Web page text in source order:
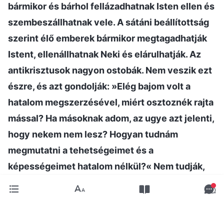
bármikor és bárhol fellázadhatnak Isten ellen és
szembeszállhatnak vele. A sátáni beállítottság
szerint élő emberek bármikor megtagadhatják
Istent, ellenállhatnak Neki és elárulhatják. Az
antikrisztusok nagyon ostobák. Nem veszik ezt
észre, és azt gondolják: »Elég bajom volt a
hatalom megszerzésével, miért osztoznék rajta
mással? Ha másoknak adom, az ugye azt jelenti,
hogy nekem nem lesz? Hogyan tudnám
megmutatni a tehetségeimet és a
képességeimet hatalom nélkül?« Nem tudják,